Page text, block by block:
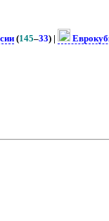
(145–33) |